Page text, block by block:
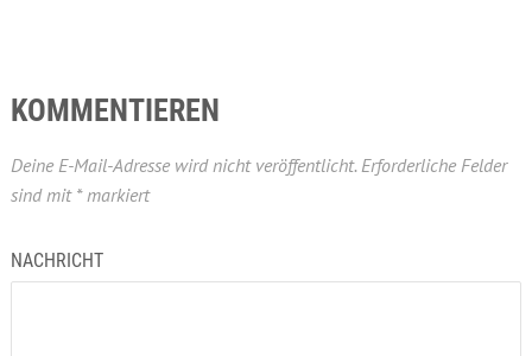
KOMMENTIEREN
Deine E-Mail-Adresse wird nicht veröffentlicht. Erforderliche Felder
sind mit *markiert
NACHRICHT